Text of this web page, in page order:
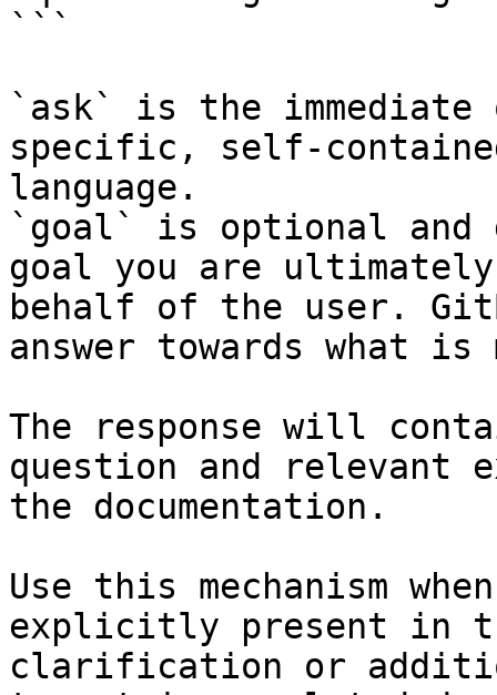
```
`ask` is the
specific, self-
language.
`goal` is optional and
goal you are
behalf of the user.
answer towards what
The response will
question and relevant
the documentation.
Use this mechanism
explicitly present in
clarification or